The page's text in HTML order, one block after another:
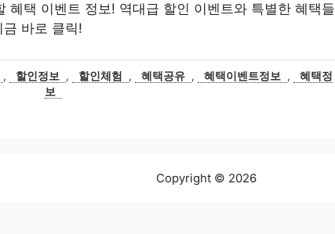
택 이벤트 정보! 역대급 할인 이벤트와 특별한 혜택들
바로 클릭!
, 할인정보 , 할인체험 , 혜택공유 , 혜택이벤트정보 ,
혜택정
보
Copyright © 2026